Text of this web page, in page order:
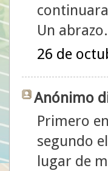
Un abrazo.
26 de
Anónimo
Primero
segundo
lugar de